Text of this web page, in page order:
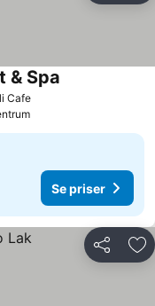
Cafe
& Spa
Se priser
Del